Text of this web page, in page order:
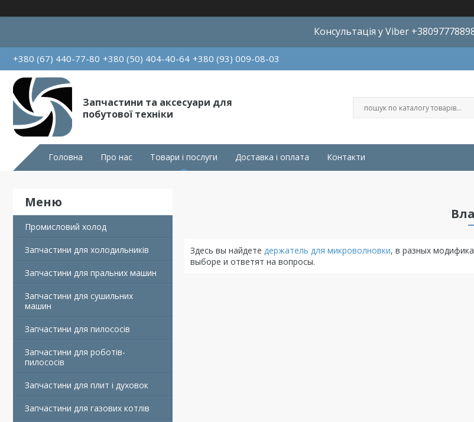
Консультація у Viber
+380 (67) 440-77-80 +380 (50) 404-40-64 +380 (93) 009-08-03
Запчастини та аксесуари для
побутової техніки
Головна Про нас Товари і послуги Доставка і оплата Контакти
Промисловий холод
Запчастини для холодильників
Запчастини для пральних машин
Запчастини для сушильних
машин
Запчастини для пилососів
Запчастини для роботів-
пилососів
Запчастини для плит і духовок
Запчастини для газових котлів
Здесь вы найдете держатель для микроволновки, в разных
выборе и ответят на вопросы.